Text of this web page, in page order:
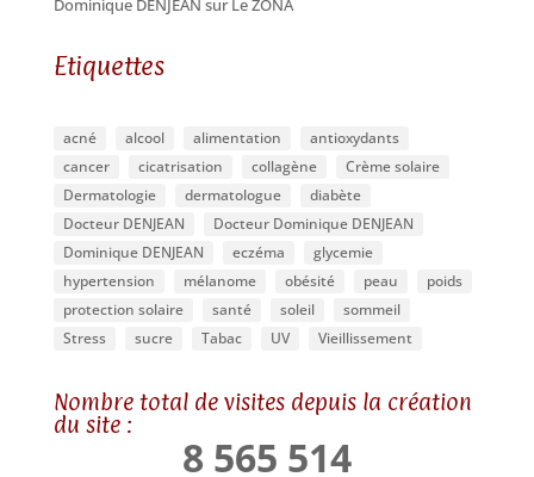
Dominique DENJEAN surLe ZONA
Etiquettes
acné alcool alimentation
antioxydants
cancer
cicatrisation collagène
Crème solaire
Dermatologie
dermatologue
diabète
Docteur DENJEAN
Docteur Dominique DENJEAN
Dominique DENJEAN
eczéma
glycemie
hypertension
mélanome obésité peau
poids
protection solaire
santé soleil
sommeil
Stress
sucre Tabac UV Vieillissement
Nombre total de visites depuis la création
du site :
8 565 514